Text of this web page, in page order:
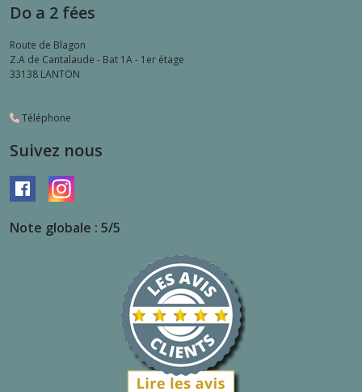
Do a 2 fées
Route de Blagon
Z.A de Cantalaude - Bat 1A - 1er étage
33138 LANTON
Téléphone
Suivez nous
Note globale : 5/5